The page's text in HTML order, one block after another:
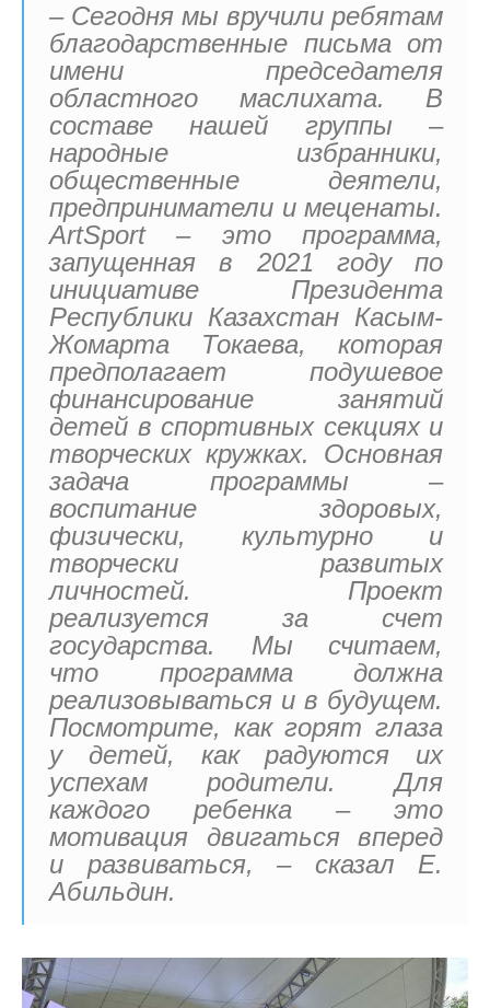
– Сегодня мы вручили ребятам
благодарственные письма от
имени председателя
областного маслихата. В
составе нашей группы –
народные избранники,
общественные деятели,
предприниматели и меценаты.
ArtSport – это программа,
запущенная в 2021 году по
инициативе Президента
Республики Казахстан Касым-
Жомарта Токаева, которая
предполагает подушевое
финансирование занятий
детей в спортивных секциях и
творческих кружках. Основная
задача программы –
воспитание здоровых,
физически, культурно и
творчески развитых
личностей. Проект
реализуется за счет
государства. Мы считаем,
что программа должна
реализовываться и в будущем.
Посмотрите, как горят глаза
у детей, как радуются их
успехам родители. Для
каждого ребенка – это
мотивация двигаться вперед
и развиваться, – сказал Е.
Абильдин.